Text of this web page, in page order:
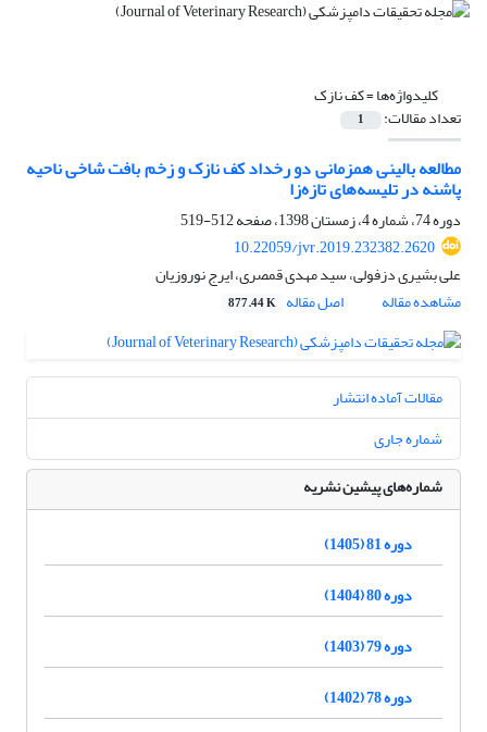
کلیدواژه‌ها =کف نازک
تعداد مقالات: 1
مطالعه بالینی همزمانی دو رخداد کف نازک و زخم بافت شاخی ناحیه
پاشنه در تلیسه‌‌های تازه‌زا
دوره 74، شماره 4، زمستان 1398، صفحه
512-519
10.22059/jvr.2019.232382.2620
علی بشیری دزفولی، سید مهدی قمصری، ایرج نوروزیان
مشاهده مقاله
اصل مقاله 877.44 K
مقالات آماده انتشار
شماره جاری
شماره‌های پیشین نشریه
دوره 81 (1405)
دوره 80 (1404)
دوره 79 (1403)
دوره 78 (1402)